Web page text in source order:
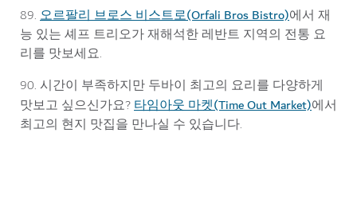
89. 오르팔리 브로스 비스트로(Orfali Bros Bistro)에서 재
능 있는 셰프 트리오가 재해석한 레반트 지역의 전통 요
리를 맛보세요.
90. 시간이 부족하지만 두바이 최고의 요리를 다양하게
맛보고 싶으신가요?타임아웃 마켓(Time Out Market)에서
최고의 현지 맛집을 만나실 수 있습니다.